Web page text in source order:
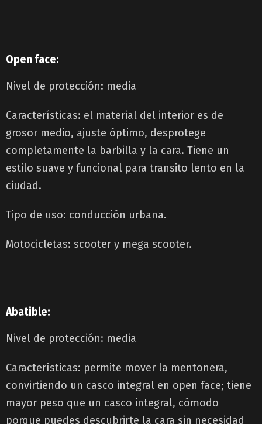
Open face:
Nivel de protección: media
Características: el material del interior es de
grosor medio, ajuste óptimo, desprotege
completamente la barbilla y la cara. Tiene un
estilo suave y funcional para transito lento en la
ciudad.
Tipo de uso: conducción urbana.
Motocicletas: scooter y mega scooter.
Abatible:
Nivel de protección: media
Características: permite mover la mentonera,
convirtiendo un casco integral en open face; tiene
mayor peso que un casco integral, cómodo
porque puedes descubrirte la cara sin necesidad